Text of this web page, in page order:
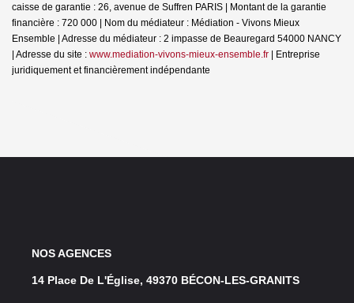
caisse de garantie : 26, avenue de Suffren PARIS | Montant de la garantie
financière : 720 000 | Nom du médiateur : Médiation - Vivons Mieux
Ensemble | Adresse du médiateur : 2 impasse de Beauregard 54000 NANCY
| Adresse du site : www.mediation-vivons-mieux-ensemble.fr | Entreprise
juridiquement et financièrement indépendante
NOS AGENCES
14 Place De L'Église, 49370 BÉCON-LES-GRANITS